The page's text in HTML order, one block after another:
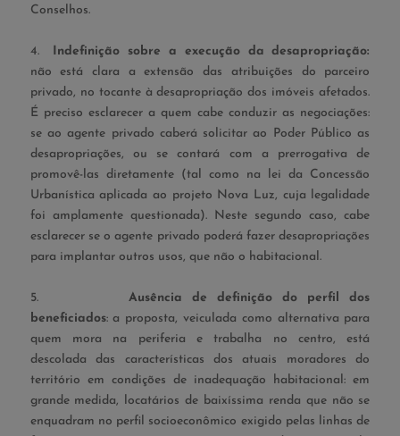
Conselhos.
4. Indefinição sobre a execução da desapropriação:
não está clara a extensão das atribuições do parceiro
privado, no tocante à desapropriação dos imóveis afetados.
É preciso esclarecer a quem cabe conduzir as negociações:
se ao agente privado caberá solicitar ao Poder Público as
desapropriações, ou se contará com a prerrogativa de
promovê-las diretamente (tal como na lei da Concessão
Urbanística aplicada ao projeto Nova Luz, cuja legalidade
foi amplamente questionada). Neste segundo caso, cabe
esclarecer se o agente privado poderá fazer desapropriações
para implantar outros usos, que não o habitacional.
5. Ausência de definição do perfil dos
beneficiados: a proposta, veiculada como alternativa para
quem mora na periferia e trabalha no centro, está
descolada das características dos atuais moradores do
território em condições de inadequação habitacional: em
grande medida, locatários de baixíssima renda que não se
enquadram no perfil socioeconômico exigido pelas linhas de